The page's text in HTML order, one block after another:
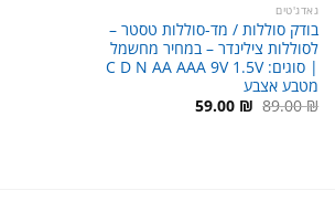
גאדג'טים
בודק סוללות / מד-סוללות טסטר –
לסוללות צילינדר – במחיר מחשמל
| סוגים: C D N AA AAA 9V 1.5V
מטבע אצבע
89.00₪ המחיר
המקורי
59.00 ₪ המחיר
הנוכחי